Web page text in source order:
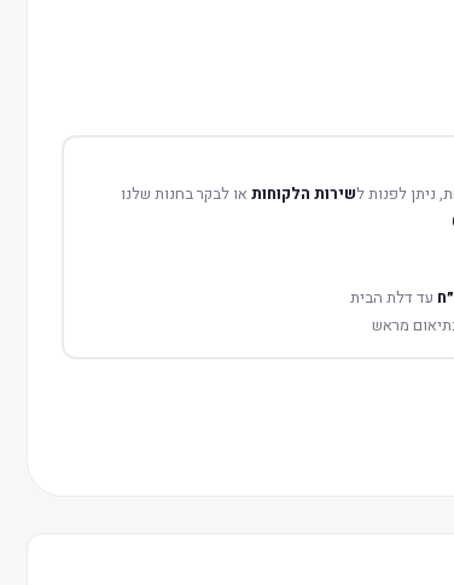
ניתן לפנות לשירות הלקוחותאו לבקר בחנות שלנו
עד דלת הבית
מראש